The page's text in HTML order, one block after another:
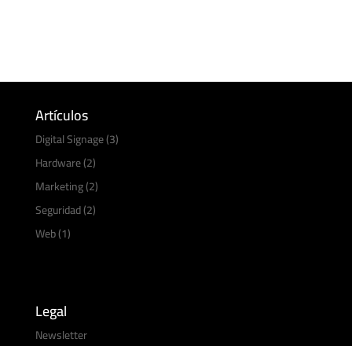
Artículos
Digital Signage(3)
Hardware(2)
Marketing(2)
Seguridad(2)
Web(1)
Legal
Newsletter